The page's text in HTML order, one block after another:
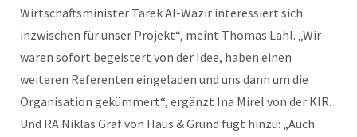
Wirtschaftsminister Tarek Al-Wazir interessiert sich
inzwischen für unser Projekt“, meint Thomas Lahl. „Wir
waren sofort begeistert von der Idee, haben einen
weiteren Referenten eingeladen und uns dann um die
Organisation gekümmert“, ergänzt Ina Mirel von der KIR.
Und RA Niklas Graf von Haus & Grund fügt hinzu: „Auch